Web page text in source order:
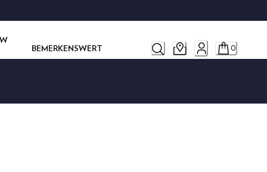
BEMERKENSWERT
0